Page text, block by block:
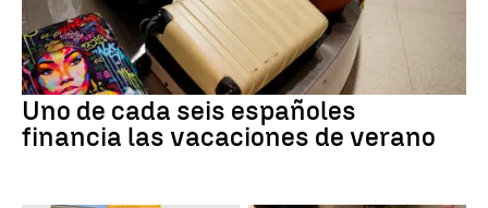
Uno de cada seis españoles
financia las vacaciones de verano